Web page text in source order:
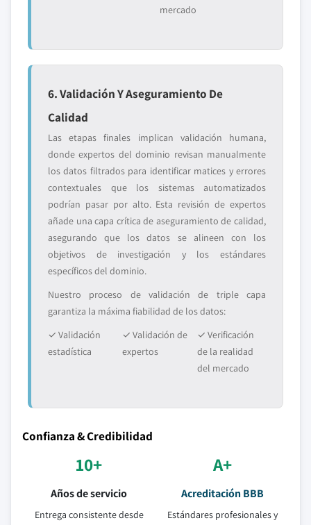
mercado
6. Validación Y Aseguramiento De
Calidad
Las etapas finales implican validación humana,
donde expertos del dominio revisan manualmente
los datos filtrados para identificar matices y errores
contextuales que los sistemas automatizados
podrían pasar por alto. Esta revisión de expertos
añade una capa crítica de aseguramiento de calidad,
asegurando que los datos se alineen con los
objetivos de investigación y los estándares
específicos del dominio.
Nuestro proceso de validación de triple capa
garantiza la máxima fiabilidad de los datos:
✓ Validación
estadística
✓ Validación de
expertos
✓ Verificación
de la realidad
del mercado
Confianza & Credibilidad
10+
Años de servicio
Entrega consistente desde
A+
Acreditación BBB
Estándares profesionales y